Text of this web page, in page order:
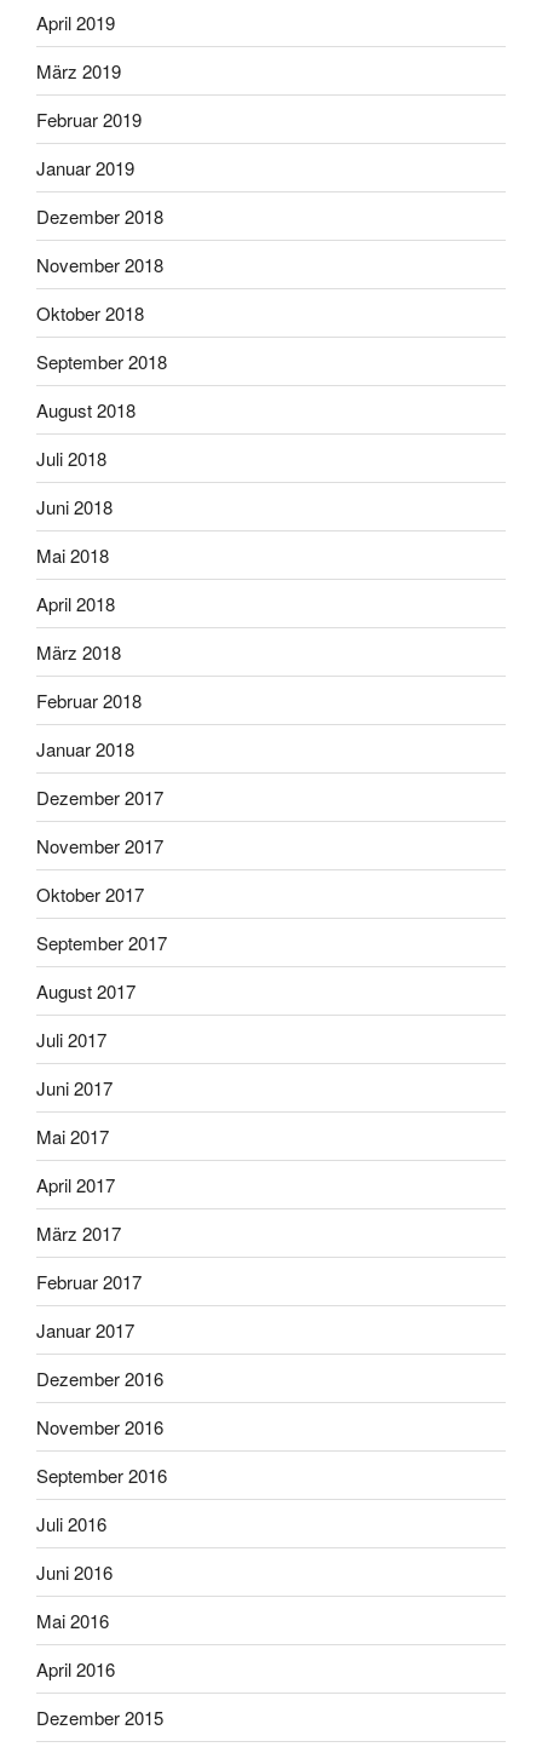
April 2019
März 2019
Februar 2019
Januar 2019
Dezember 2018
November 2018
Oktober 2018
September 2018
August 2018
Juli 2018
Juni 2018
Mai 2018
April 2018
März 2018
Februar 2018
Januar 2018
Dezember 2017
November 2017
Oktober 2017
September 2017
August 2017
Juli 2017
Juni 2017
Mai 2017
April 2017
März 2017
Februar 2017
Januar 2017
Dezember 2016
November 2016
September 2016
Juli 2016
Juni 2016
Mai 2016
April 2016
Dezember 2015